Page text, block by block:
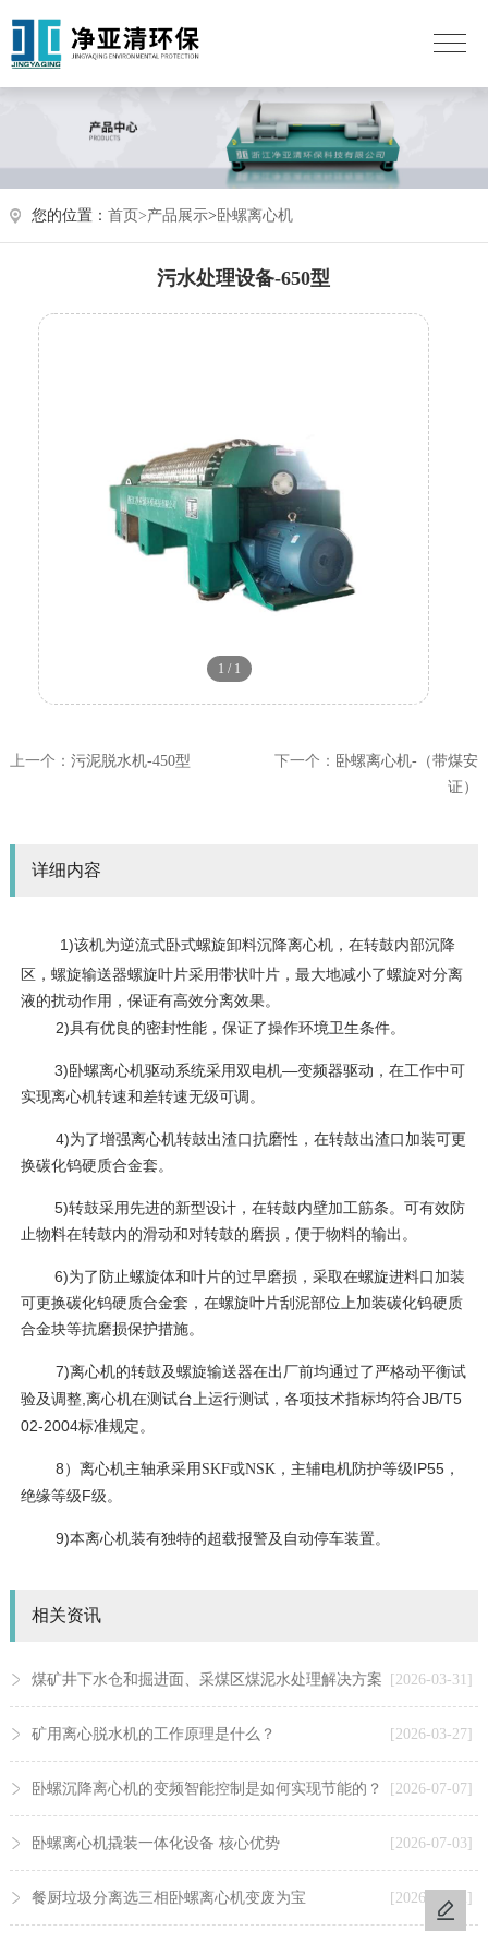
您的位置： 首页>产品展示> 卧螺离心机
污水处理设备-650型
1 / 1
上一个： 污泥脱水机-450型 下一个： 卧螺离心机-（带煤安
证）
详细内容
1)该机为逆流式卧式螺旋卸料沉降离心机，在转鼓内部沉降
区，螺旋输送器螺旋叶片采用带状叶片，最大地减小了螺旋对分离
液的扰动作用，保证有高效分离效果。
2)具有优良的密封性能，保证了操作环境卫生条件。
3) 卧螺离心机驱动系统采用双电机—变频器驱动，在工作中可
实现离心机转速和差转速无级可调。
4)为了增强离心机转鼓出渣口抗磨性，在转鼓出渣口加装可更
换碳化钨硬质合金套。
5)转鼓采用先进的新型设计，在转鼓内壁加工筋条。可有效防
止物料在转鼓内的滑动和对转鼓的磨损，便于物料的输出。
6)为了防止螺旋体和叶片的过早磨损，采取在螺旋进料口加装
可更换碳化钨硬质合金套，在螺旋叶片刮泥部位上加装碳化钨硬质
合金块等抗磨损保护措施。
7)离心机的转鼓及螺旋输送器在出厂前均通过了严格动平衡试
验及调整, 离心机在测试台上运行测试，各项技术指标均符合JB/T5
02-2004标准规定。
8 ）离心机主轴承采用 SKF或NSK，主辅电机防护等级IP55，
绝缘等级F级。
9)本离心机装有独特的超载报警及自动停车装置。
相关资讯
[2026-03-31]
煤矿井下水仓和掘进面、采煤区煤泥水处理解决方案
[2026-03-27]
矿用离心脱水机的工作原理是什么？
[2026-07-07]
卧螺沉降离心机的变频智能控制是如何实现节能的？
[2026-07-03]
卧螺离心机撬装一体化设备 核心优势
[2026-06-02]
餐厨垃圾分离选三相卧螺离心机变废为宝